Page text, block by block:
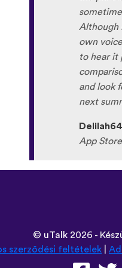
Although
own
to hear it
and look
next
Delilah64
App Store
© uTalk 2026 -
szerződési feltételek